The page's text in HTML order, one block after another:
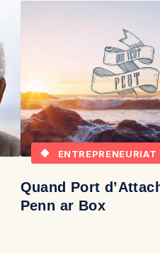
ENTREPRENEURIAT
Quand Port
Penn ar Box